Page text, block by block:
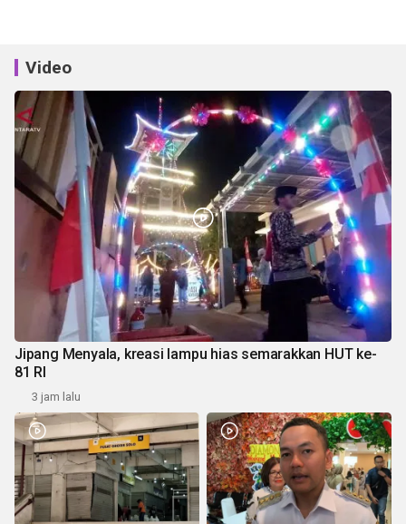
Video
Jipang Menyala, kreasi lampu hias semarakkan HUT ke-
81 RI
3 jam lalu